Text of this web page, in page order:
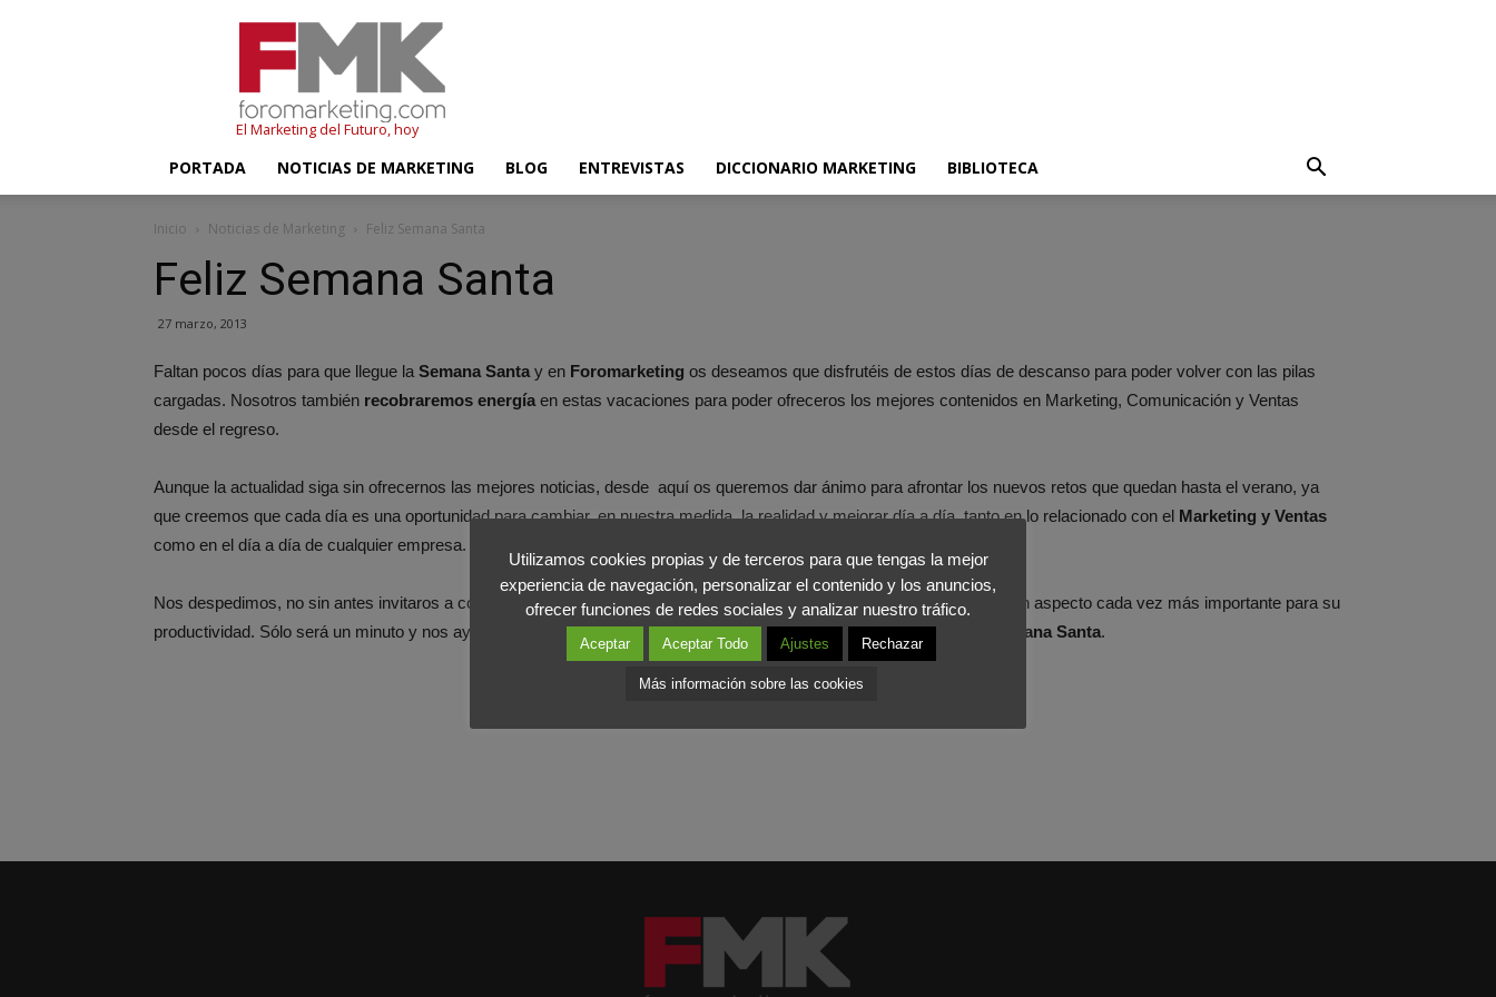
El Marketing del Futuro, hoy
PORTADA NOTICIAS DE MARKETING BLOG ENTREVISTAS DICCIONARIO MARKETING BIBLIOTECA
Inicio Noticias de Marketing Feliz Semana Santa
Feliz Semana Santa
27 marzo, 2013
Faltan pocos días para que llegue la Semana Santa y en Foromarketing os deseamos que disfrutéis de estos días de descanso para poder volver con las pilas
cargadas. Nosotros también recobraremos energía en estas vacaciones para poder ofreceros los mejores contenidos en Marketing, Comunicación y Ventas
desde el regreso.
Aunque la actualidad siga sin ofrecernos las mejores noticias, desde aquí os queremos dar ánimo para afrontar los nuevos retos que quedan hasta el verano, ya
que creemos que cada día es una oportunidad para cambiar, en nuestra medida, la realidad y mejorar día a día, tanto en lo relacionado con el Marketing y Ventas
como en el día a día de cualquier empresa. Recobremos energía, reflexionemos y sigamos adelante con más fuerza.
Nos despedimos, no sin antes invitaros a contestar nuestraencuesta sobre la comunicación interna en las empresas
, un aspecto cada vez más importante para su
productividad. Sólo será un minuto y nos ayudarás a realizar un estudio que publicaremos en unas semanas.
Feliz Semana Santa.
Utilizamos cookies propias y de terceros para que tengas la mejor
experiencia de navegación, personalizar el contenido y los anuncios,
ofrecer funciones de redes sociales y analizar nuestro tráfico.
Aceptar Aceptar Todo Ajustes Rechazar
Más información sobre las cookies